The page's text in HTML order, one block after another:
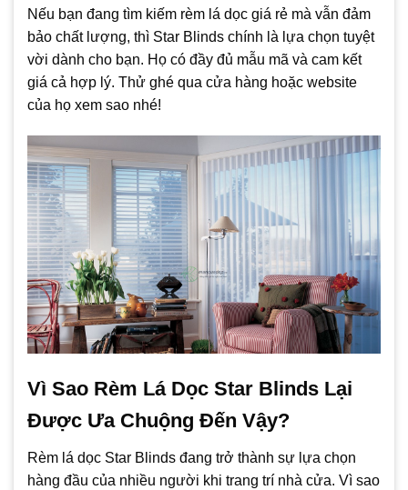
Nếu bạn đang tìm kiếm rèm lá dọc giá rẻ mà vẫn đảm
bảo chất lượng, thì Star Blinds chính là lựa chọn tuyệt
vời dành cho bạn. Họ có đầy đủ mẫu mã và cam kết
giá cả hợp lý. Thử ghé qua cửa hàng hoặc website
của họ xem sao nhé!
Vì Sao Rèm Lá Dọc Star Blinds Lại
Được Ưa Chuộng Đến Vậy?
Rèm lá dọc Star Blinds đang trở thành sự lựa chọn
hàng đầu của nhiều người khi trang trí nhà cửa. Vì sao